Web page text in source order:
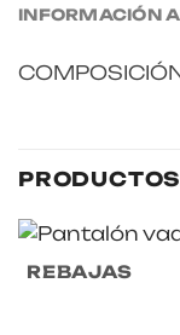
INFORMACIÓN
REBAJAS